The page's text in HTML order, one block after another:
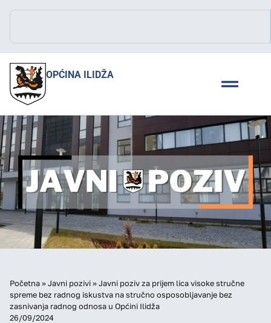
OPĆINA ILIDŽA
Početna»Javni pozivi»Javni poziv za prijem lica visoke stručne
spreme bez radnog iskustva na stručno osposobljavanje bez
zasnivanja radnog odnosa u Općini Ilidža
26/09/2024